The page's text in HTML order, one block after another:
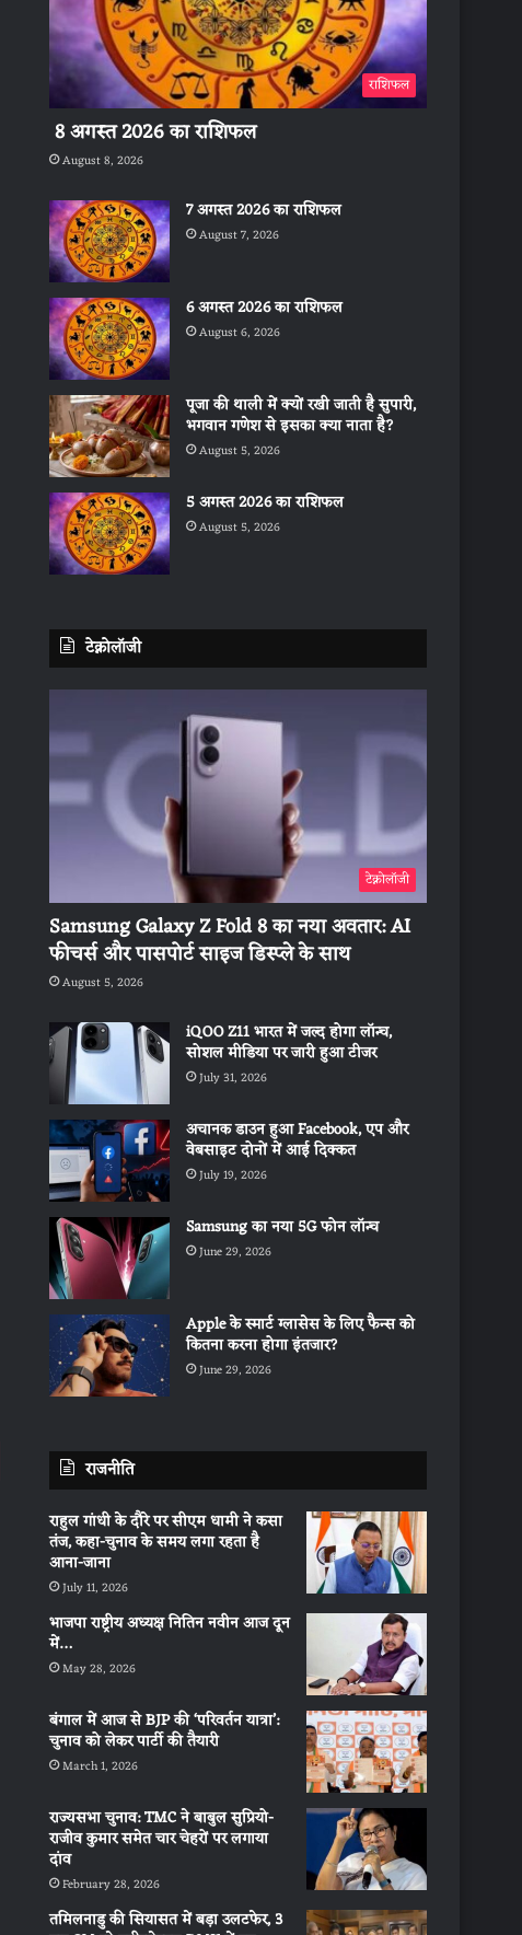
राशिफल
8 अगस्त 2026 का राशिफल
August 8, 2026
7 अगस्त 2026 का राशिफल
August 7, 2026
6 अगस्त 2026 का राशिफल
August 6, 2026
पूजा की थाली में क्यों रखी जाती है सुपारी,
भगवान गणेश से इसका क्या नाता है?
August 5, 2026
5 अगस्त 2026 का राशिफल
August 5, 2026
टेक्नोलॉजी
टेक्नोलॉजी
Samsung Galaxy Z Fold 8 का नया अवतार: AI
फीचर्स और पासपोर्ट साइज डिस्प्ले के साथ
August 5, 2026
iQOO Z11 भारत में जल्द होगा लॉन्च,
सोशल मीडिया पर जारी हुआ टीजर
July 31, 2026
अचानक डाउन हुआ Facebook, एप और
वेबसाइट दोनों में आई दिक्कत
July 19, 2026
Samsung का नया 5G फोन लॉन्च
June 29, 2026
Apple के स्मार्ट ग्लासेस के लिए फैन्स को
कितना करना होगा इंतजार?
June 29, 2026
राजनीति
राहुल गांधी के दौरे पर सीएम धामी ने कसा
तंज, कहा-चुनाव के समय लगा रहता है
आना-जाना
July 11, 2026
भाजपा राष्ट्रीय अध्यक्ष नितिन नवीन आज दून
में…
May 28, 2026
बंगाल में आज से BJP की ‘परिवर्तन यात्रा’:
चुनाव को लेकर पार्टी की तैयारी
March 1, 2026
राज्यसभा चुनाव: TMC ने बाबुल सुप्रियो-
राजीव कुमार समेत चार चेहरों पर लगाया
दांव
February 28, 2026
तमिलनाडु की सियासत में बड़ा उलटफेर, 3